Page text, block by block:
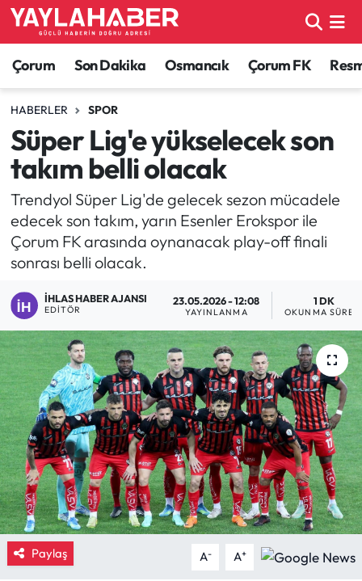
Çorum Son Dakika Osmancık Çorum FK
HABERLER SPOR
Süper Lig'e yükselecek son
takım belli olacak
Trendyol Süper Lig'de gelecek sezon mücadele
edecek son takım, yarın Esenler Erokspor ile
Çorum FK arasında oynanacak play-off finali
sonrası belli olacak.
İHLAS HABER AJANSI
EDITÖR
23.05.2026 - 12:08
YAYINLANMA
1 DK
OKUNMA
Paylaş A- A+
Alaca Haberleri
Bayat Haberleri
Bilgi - Keşfet Haberleri
Bilim ve Teknoloji
Boğazkale Haberleri
Çorum Haberleri
Çorum Son Dakika Haberleri
Dodurga Haberleri
Eğitim
Ekonomi
Güncel
İskilip Haberleri
Kargı Haberleri
Çorum Nöbetçi Eczaneler
Çorum Hava Durumu
Çorum Namaz Vakitleri
Çorum Trafik Yoğunluk Haritası
TFF 1.Lig Puan Durumu ve Fikstür
Tüm Manşetler
Son Dakika Haberleri
Haber Arşivi